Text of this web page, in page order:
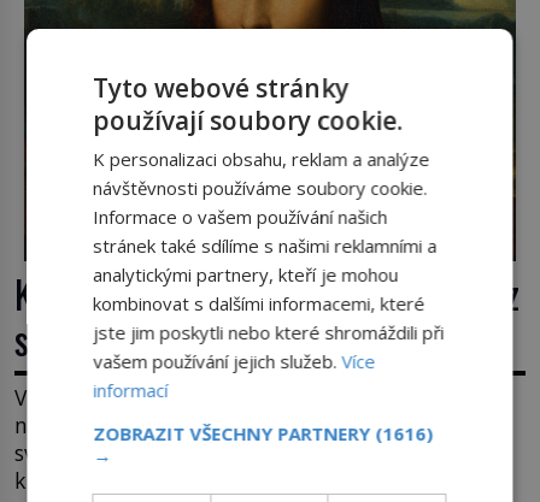
Krádež Mony Lisy: Nejslavnější obraz
světa zůstane dva roky nezvěstný
V pondělí 21. srpna 1911 visí v pařížském Louvru
na zdi prázdné háky. Obraz, který dnes zná celý
svět, je pryč. Zpočátku si nikdo nemyslí, že jde o
krádež. Zaměstnanci jsou přesvědčeni, že Mona
Tyto webové stránky
používají soubory cookie.
K personalizaci obsahu, reklam a analýze
návštěvnosti používáme soubory cookie.
Informace o vašem používání našich
stránek také sdílíme s našimi reklamními a
analytickými partnery, kteří je mohou
kombinovat s dalšími informacemi, které
jste jim poskytli nebo které shromáždili při
vašem používání jejich služeb.Více
informací
ZOBRAZIT VŠECHNY PARTNERY (1616)
→